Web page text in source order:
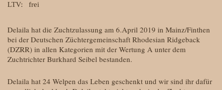
LTV: frei
Delaila hat die Zuchtzulassung am 6.April 2019 in Mainz/Finthen
bei der Deutschen Züchtergemeinschaft Rhodesian Ridgeback
(DZRR) in allen Kategorien mit der Wertung A unter dem
Zuchtrichter Burkhard Seibel bestanden.
Delaila hat 24 Welpen das Leben geschenkt und wir sind ihr dafür